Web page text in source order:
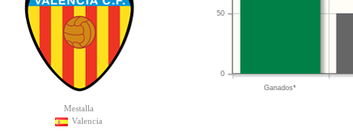
Mestalla
Valencia
Ganados*
0
50